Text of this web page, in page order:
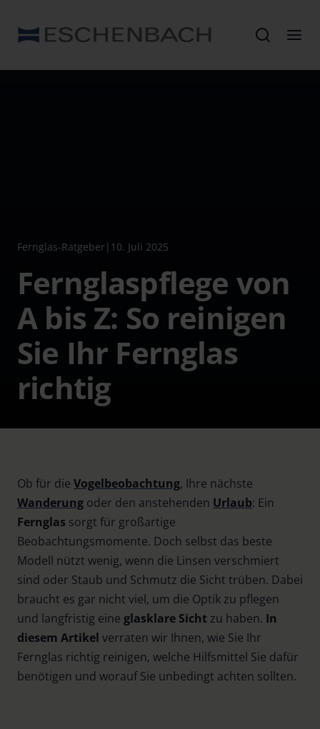
Fernglas-Ratgeber| 10. Juli 2025
Fernglaspflege von
A bis Z: So reinigen
Sie Ihr Fernglas
richtig
Ob für die Vogelbeobachtung, Ihre nächste
Wanderung oder den anstehenden Urlaub: Ein
Fernglas sorgt für großartige
Beobachtungsmomente. Doch selbst das beste
Modell nützt wenig, wenn die Linsen verschmiert
sind oder Staub und Schmutz die Sicht trüben. Dabei
braucht es gar nicht viel, um die Optik zu pflegen
und langfristig eine glasklare Sicht zu haben. In
diesem Artikel verraten wir Ihnen, wie Sie Ihr
Fernglas richtig reinigen, welche Hilfsmittel Sie dafür
benötigen und worauf Sie unbedingt achten sollten.